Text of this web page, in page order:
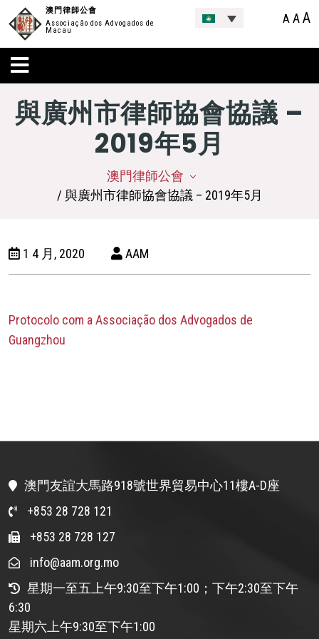
澳門律師公會
Associação dos Advogados de
Macau
A AA
與廣州市律師協會協議 –
2019年5月
澳門律師公會
/ 與廣州市律師協會協議 – 2019年5月
1 4 月, 2020 AAM
Protocolo com a Associação dos Advogados de
Guangzhou
澳門友誼大馬路918號世界貿易中心11樓A-D座
+853 28 728 121
+853 28 728 127
info@aam.org.mo
星期一至五上午9:30至下午1:00；下午2:30至下午
6:30
星期六上午9:30至下午1:00